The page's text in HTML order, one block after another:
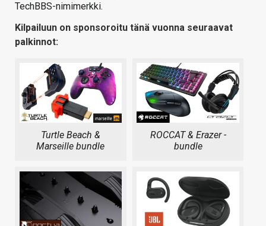
TechBBS-nimimerkki.
Kilpailuun on sponsoroitu tänä vuonna seuraavat
palkinnot:
Turtle Beach &
Marseille bundle
ROCCAT & Erazer -
bundle